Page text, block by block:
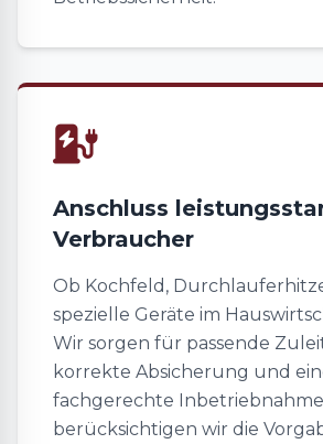
Anschluss
Verbraucher
Ob Kochfeld,
spezielle Geräte im
Wir sorgen für passende
korrekte Absicherung und
fachgerechte
berücksichtigen wir die